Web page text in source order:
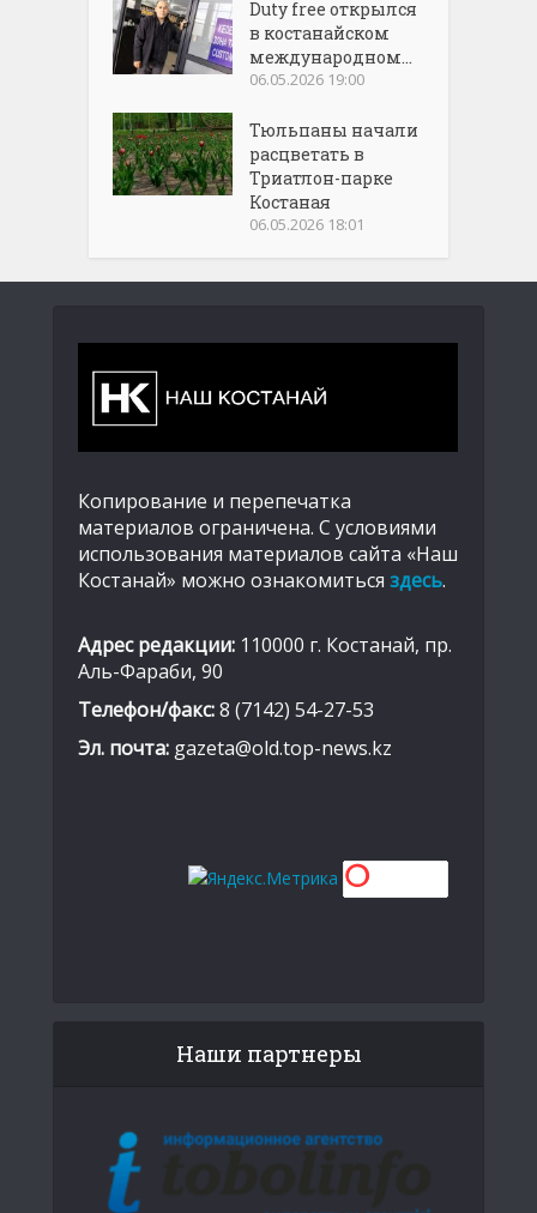
Duty free открылся
в костанайском
международном...
06.05.2026 19:00
Тюльпаны начали
расцветать в
Триатлон-парке
Костаная
06.05.2026 18:01
Копирование и перепечатка
материалов ограничена. С условиями
использования материалов сайта «Наш
Костанай» можно ознакомиться здесь.
Адрес редакции: 110000 г. Костанай, пр.
Аль-Фараби, 90
Телефон/факс:8 (7142) 54-27-53
Эл. почта: gazeta@old.top-news.kz
Наши партнеры